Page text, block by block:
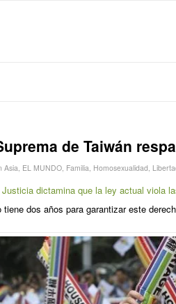
de Taiwán
Asia, EL MUNDO, Familia, Homosexualidad,
Justicia dictamina que la ley actual viola
tiene dos años para garantizar este